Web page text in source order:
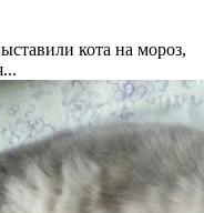
кота на мороз,